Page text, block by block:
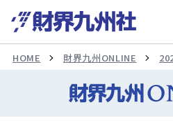
HOME 財界九州ONLINE